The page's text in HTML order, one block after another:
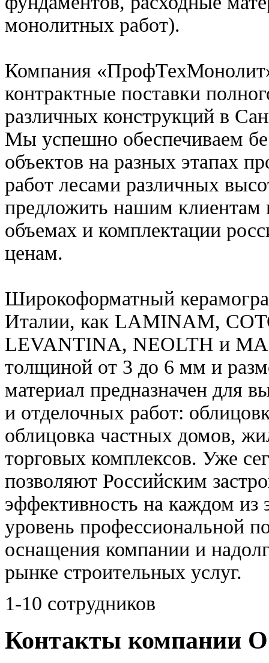
монолитных работ).
Компания
контрактные поставки
различных конструкций в
Мы успешно обеспечиваем
объектов на разных этапах
работ лесами различных
предложить нашим
объемах и комплектации
ценам.
Широкоформатный
Италии, как LAMINAM,
LEVANTINA, NEOLTH и
толщиной от 3 до 6 мм и
материал предназначен для
и отделочных работ:
облицовка частных домов,
торговых комплексов. Уже
позволяют Российским
эффективность на каждом из
уровень профессиональной
оснащения компании и
рынке строительных услуг.
1-10 сотрудников
Контакты